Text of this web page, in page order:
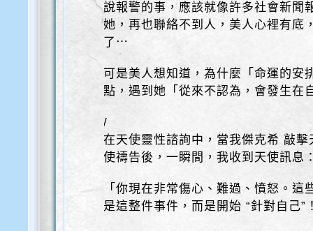
說報警的事，應該就像許多社會新聞
她，再也聯絡不到人，美人心裡有底
了⋯
可是美人想知道，為什麼「命運的安
點，遇到她「從來不認為，會發生在
/
在天使靈性諮詢中，當我傑克希 敲
使禱告後，一瞬間，我收到天使訊息
「你現在非常傷心、難過、憤怒。
是這整件事件，而是開始 “針對自己”